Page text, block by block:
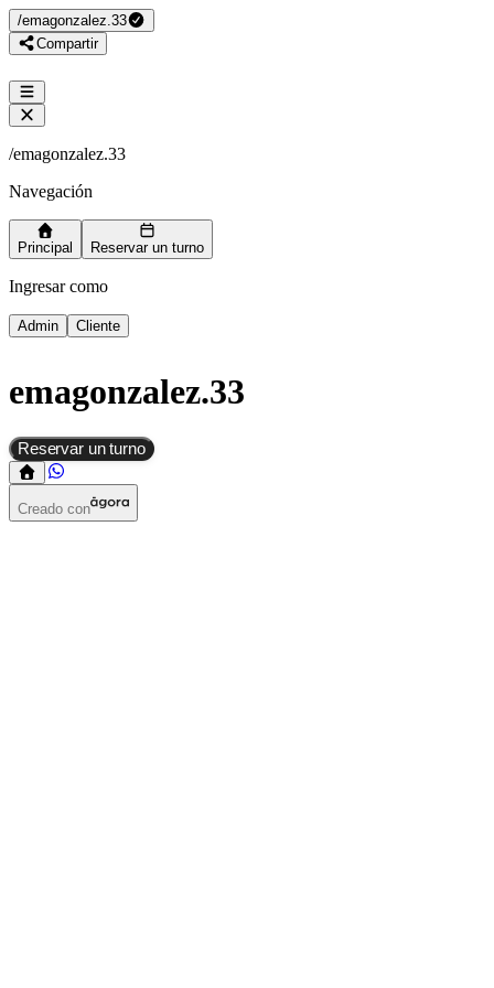
/emagonzalez.33
Compartir
/emagonzalez.33
Navegación
Principal Reservar un turno
Ingresar como
Admin Cliente
emagonzalez.33
Reservar un turno
Creado con